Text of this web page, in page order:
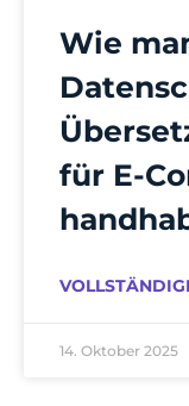
Wie
für E-
14. Oktober 2025